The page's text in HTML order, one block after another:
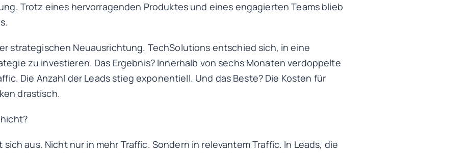
Trotz eines hervorragenden Produktes und eines engagierten Teams blieb
strategischen Neuausrichtung. TechSolutions entschied sich, in eine
zu investieren. Das Ergebnis? Innerhalb von sechs Monaten verdoppelte
Die Anzahl der Leads stieg exponentiell. Und das Beste? Die Kosten für
drastisch.
sich aus. Nicht nur in mehr Traffic. Sondern in relevantem Traffic. In Leads, die